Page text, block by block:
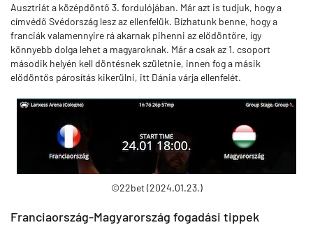
Ausztriát a középdöntő 3. fordulójában. Már azt is tudjuk, hogy a
címvédő Svédország lesz az ellenfelük. Bízhatunk benne, hogy a
franciák valamennyire rá akarnak pihenni az elődöntőre, így
könnyebb dolga lehet a magyaroknak. Már a csak az 1. csoport
második helyén kell döntésnek születnie, innen fog a másik
elődöntős párosítás kikerülni, itt Dánia várja ellenfelét.
©22bet (2024.01.23.)
Franciaország-Magyarország fogadási tippek